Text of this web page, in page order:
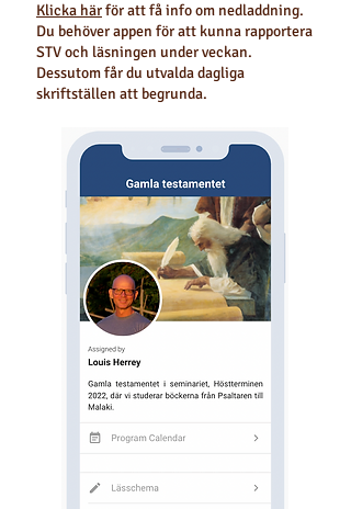
Klicka härför att få info om nedladdning.
Du behöver appen för att kunna rapportera
STV och läsningen under veckan.
Dessutom får du utvalda dagliga
skriftställen att begrunda.